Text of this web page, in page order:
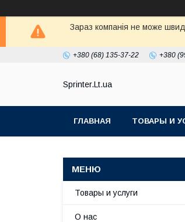
Зараз компанія не може
+380 (68) 135-37-22 +380
Sprinter.Lt.ua
ГЛАВНАЯ ТОВАРЫ И
Товары и услуги
О нас